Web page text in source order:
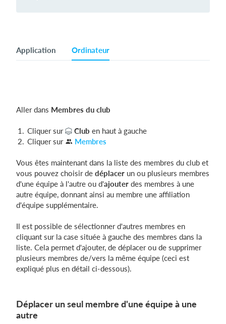
Application Ordinateur
Aller dans Membres du club
Cliquer sur Club en haut à gauche
Cliquer sur
Membres
Vous êtes maintenant dans la liste des membres du club et
vous pouvez choisir de déplacer un ou plusieurs membres
d'une équipe à l'autre ou d'ajouter des membres à une
autre équipe, donnant ainsi au membre une affiliation
d'équipe supplémentaire.
Il est possible de sélectionner d'autres membres en
cliquant sur la case située à gauche des membres dans la
liste. Cela permet d'ajouter, de déplacer ou de supprimer
plusieurs membres de/vers la même équipe (ceci est
expliqué plus en détail ci-dessous).
Déplacer un seul membre d'une équipe à une
autre